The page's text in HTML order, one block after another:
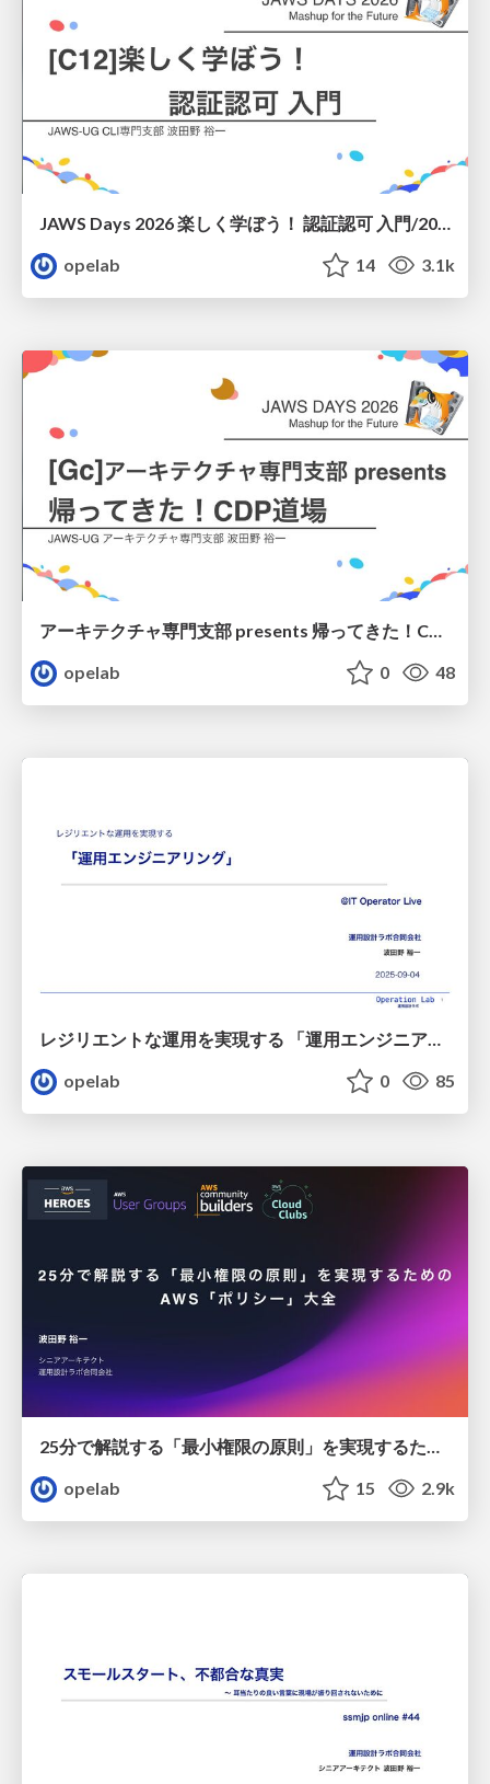
JAWS Days 2026 楽しく学ぼう！ 認証認可 入門/20260307-jaws-days-novice-lane-auth
opelab
14 3.1k
アーキテクチャ専門支部 presents 帰ってきた！CDP道場 (解説編)/ 20260307-jaws-days-architecture-dojo-secure
opelab
0 48
レジリエントな運用を実現する 「運用エンジニアリング」/20250904-itmedia-operation-resilience
opelab
0 85
25分で解説する「最小権限の原則」を実現するための AWS「ポリシー」大全 / 20250625-aws-summit-aws-policy
opelab
15 2.9k